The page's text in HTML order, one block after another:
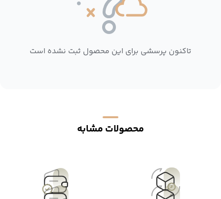
تاکنون پرسشی برای این محصول ثبت نشده است
محصولات مشابه